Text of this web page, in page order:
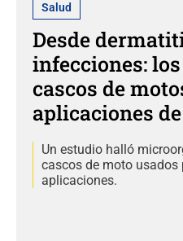
Salud
Desde
infecciones:
cascos de
aplicaciones
Un estudio halló
cascos de moto usados
aplicaciones.